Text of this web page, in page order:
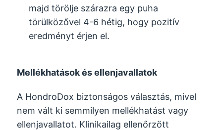
majd törölje szárazra egy puha
törülközővel 4-6 hétig, hogy pozitív
eredményt érjen el.
Mellékhatások és ellenjavallatok
A HondroDox biztonságos választás, mivel
nem vált ki semmilyen mellékhatást vagy
ellenjavallatot. Klinikailag ellenőrzött